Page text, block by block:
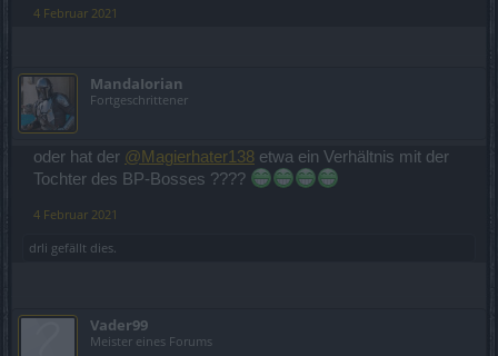
4 Februar 2021
MandaIorian
Fortgeschrittener
oder hat der @Magierhater138 etwa ein Verhältnis mit der
Tochter des BP-Bosses ????
4 Februar 2021
drli gefällt dies.
Vader99
Meister eines Forums